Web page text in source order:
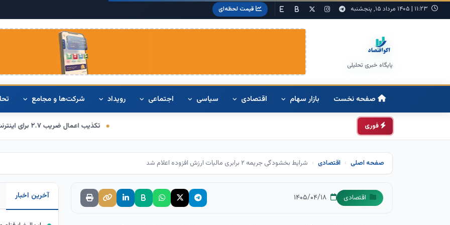
۱۱:۲۳ | ۱۴۰۵ مرداد ۱۵, پنجشنبه قیمت لحظه‌ای
پایگاه خبری تحلیلی
صفحه نخست بازار سهام اقتصادی سیاسی اجتماعی رویداد شرکت‌ها و مجامع
فوری تکذیب اعمال ضریب ۲.۷ برای اینترنت بین‌الملل از سوی سازمان تنظیم مقررات
صفحه اصلی اقتصادی شرایط بخشودگی جریمه ۲ برابری مالیات ارزش افزوده اعلام شد
اقتصادی آخرین اخبار